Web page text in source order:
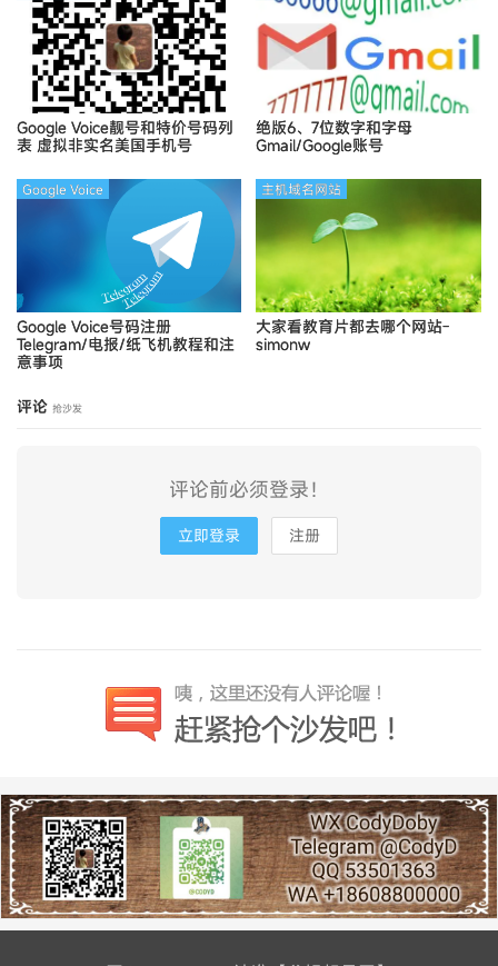
Google Voice靓号和特价号码列
表 虚拟非实名美国手机号
绝版6、7位数字和字母
Gmail/Google账号
Google Voice号码注册
Telegram/电报/纸飞机教程和注
意事项
Google Voice
大家看教育片都去哪个网站-
simonw
主机域名网站
评论 抢沙发
评论前必须登录！
立即登录 注册